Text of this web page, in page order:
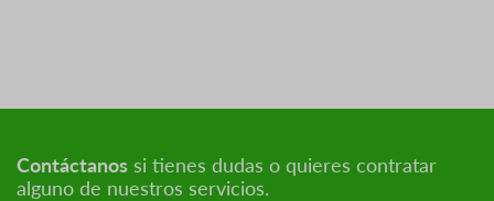
Contáctanos si tienes dudas o quieres contratar
alguno de nuestros servicios.